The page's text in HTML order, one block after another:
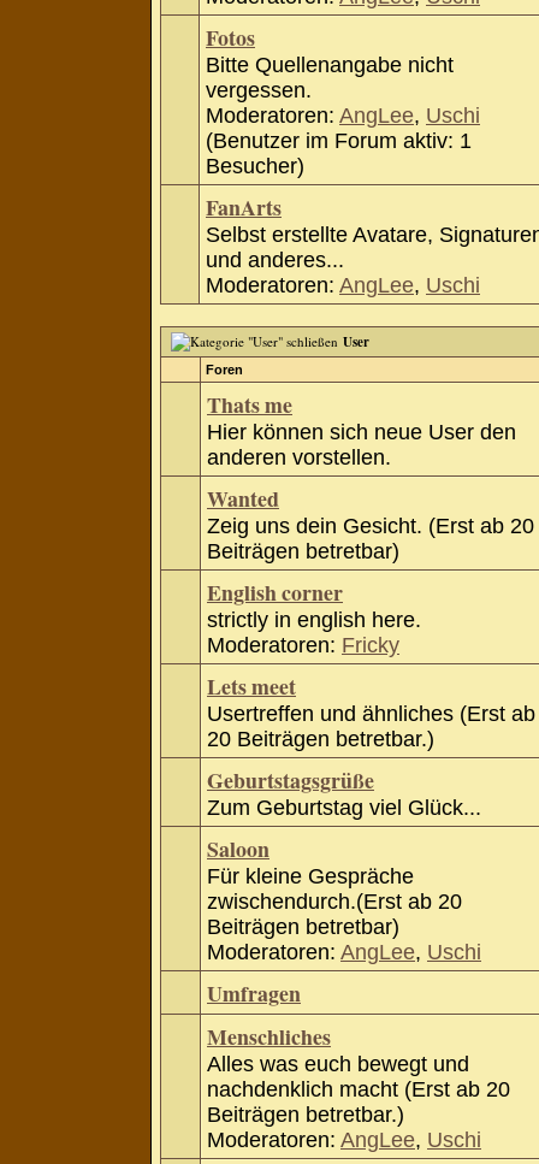
Fotos
Bitte Quellenangabe nicht
vergessen.
Moderatoren: AngLee, Uschi
(Benutzer im Forum aktiv: 1
Besucher)
FanArts
Selbst erstellte Avatare,
und anderes...
Moderatoren: AngLee, Uschi
User
Foren
Thats me
Hier können sich neue User den
anderen vorstellen.
Wanted
Zeig uns dein Gesicht. (Erst ab 20
Beiträgen betretbar)
English corner
strictly in english here.
Moderatoren: Fricky
Lets meet
Usertreffen und ähnliches (Erst ab
20 Beiträgen betretbar.)
Geburtstagsgrüße
Zum Geburtstag viel Glück...
Saloon
Für kleine Gespräche
zwischendurch.(Erst ab 20
Beiträgen betretbar)
Moderatoren: AngLee, Uschi
Umfragen
Menschliches
Alles was euch bewegt und
nachdenklich macht (Erst ab 20
Beiträgen betretbar.)
Moderatoren: AngLee, Uschi